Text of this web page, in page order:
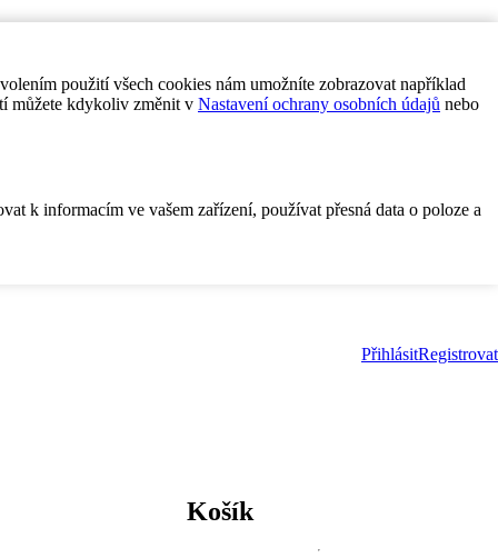
použití všech cookies nám umožníte zobrazovat například
můžete kdykoliv změnit v Nastavení ochrany osobních údajů nebo
k informacím ve vašem zařízení, používat přesná data o poloze a
PřihlásitRegistrovat
Košík